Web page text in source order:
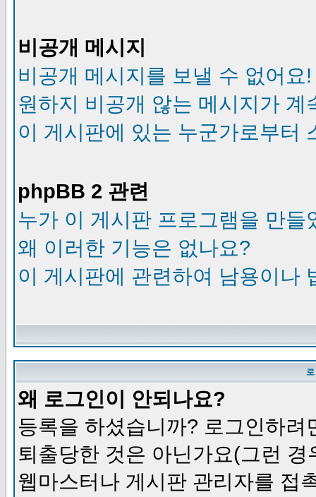
비공개 메시지
비공개 메시지를 보낼 수 없어요!
원하지 비공개 않는 메시지가 계
이 게시판에 있는 누군가로부터
phpBB 2 관련
누가 이 게시판 프로그램을 만들
왜 이러한 기능은 없나요?
이 게시판에 관련하여 남용이나
왜 로그인이 안되나요?
등록을 하셨습니까? 로그인하
퇴출당한 것은 아닌가요(그런
웹마스터나 게시판 관리자를 접